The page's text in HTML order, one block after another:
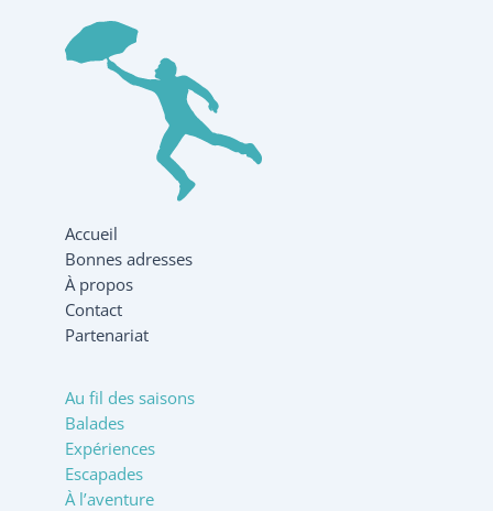
Accueil
Bonnes adresses
À propos
Contact
Partenariat
Au fil des saisons
Balades
Expériences
Escapades
À l’aventure